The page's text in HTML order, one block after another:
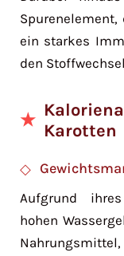
ein starkes
den
Karotten
Aufgrund
hohen